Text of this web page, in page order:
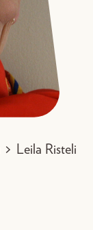
> Leila Risteli